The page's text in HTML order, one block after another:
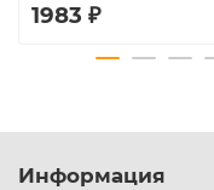
1983 ₽
Информация